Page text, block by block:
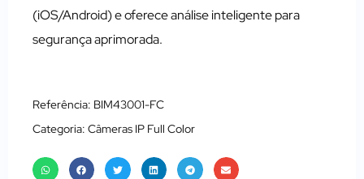
(iOS/Android) e oferece análise inteligente para
segurança aprimorada.
Referência: BIM43001-FC
Categoria: Câmeras IP Full Color